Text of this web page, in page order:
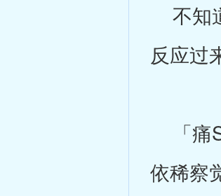
不知
反应过
「痛
依稀察